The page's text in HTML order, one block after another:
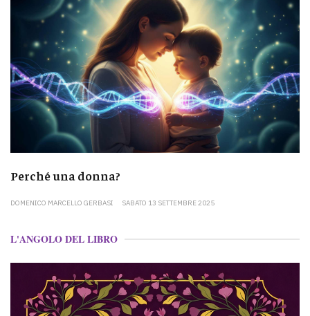
Perché una donna?
DOMENICO MARCELLO GERBASI SABATO 13 SETTEMBRE 2025
L'ANGOLO DEL LIBRO